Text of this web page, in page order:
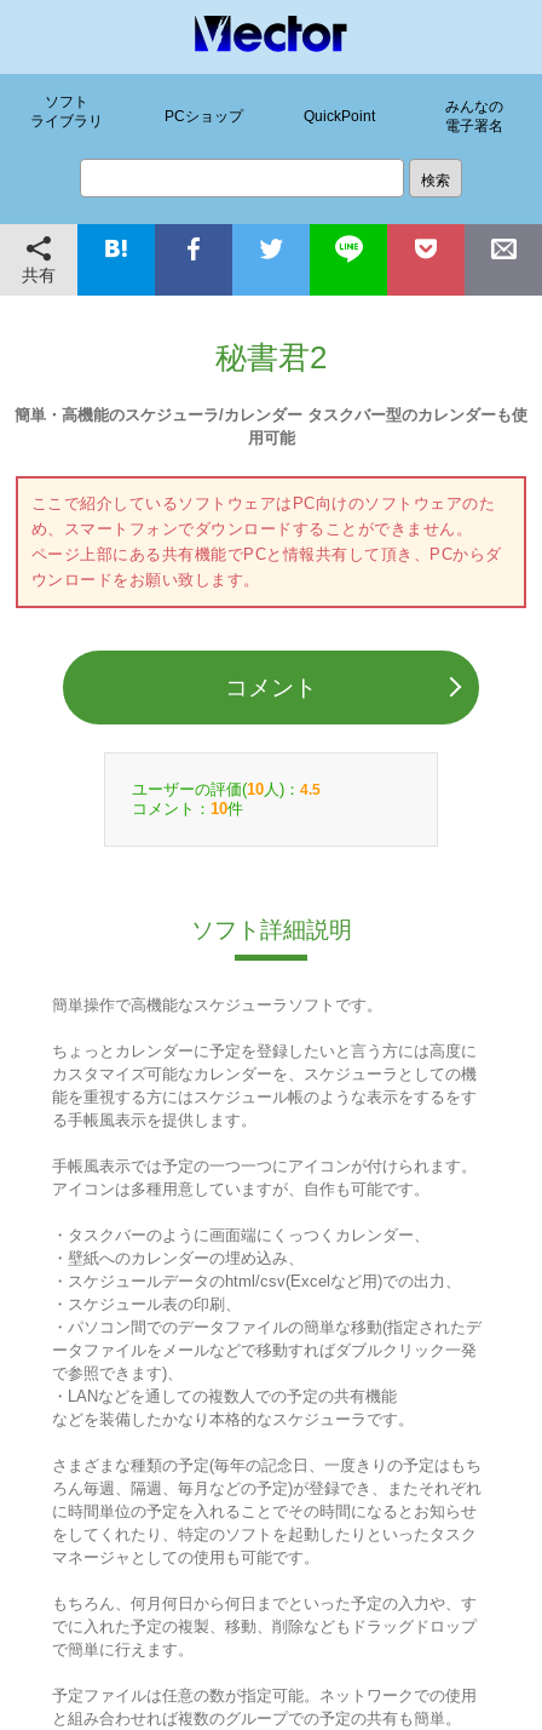
ソフト
ライブラリ
PCショップ QuickPoint
みんなの
電子署名
共有
秘書君2
簡単・高機能のスケジューラ/カレンダー タスクバー型のカレンダーも使
用可能
ここで紹介しているソフトウェアはPC向けのソフトウェアのた
め、スマートフォンでダウンロードすることができません。
ページ上部にある共有機能でPCと情報共有して頂き、PCからダ
ウンロードをお願い致します。
コメント
ユーザーの評価(10 人)： 4.5
コメント： 10件
ソフト詳細説明
簡単操作で高機能なスケジューラソフトです。
ちょっとカレンダーに予定を登録したいと言う方には高度に
カスタマイズ可能なカレンダーを、スケジューラとしての機
能を重視する方にはスケジュール帳のような表示をするをす
る手帳風表示を提供します。
手帳風表示では予定の一つ一つにアイコンが付けられます。
アイコンは多種用意していますが、自作も可能です。
・タスクバーのように画面端にくっつくカレンダー、
・壁紙へのカレンダーの埋め込み、
・スケジュールデータのhtml/csv(Excelなど用)での出力、
・スケジュール表の印刷、
・パソコン間でのデータファイルの簡単な移動(指定されたデ
ータファイルをメールなどで移動すればダブルクリック一発
で参照できます)、
・LANなどを通しての複数人での予定の共有機能
などを装備したかなり本格的なスケジューラです。
さまざまな種類の予定(毎年の記念日、一度きりの予定はもち
ろん毎週、隔週、毎月などの予定)が登録でき、またそれぞれ
に時間単位の予定を入れることでその時間になるとお知らせ
をしてくれたり、特定のソフトを起動したりといったタスク
マネージャとしての使用も可能です。
もちろん、何月何日から何日までといった予定の入力や、す
でに入れた予定の複製、移動、削除などもドラッグドロップ
で簡単に行えます。
予定ファイルは任意の数が指定可能。ネットワークでの使用
と組み合わせれば複数のグループでの予定の共有も簡単。